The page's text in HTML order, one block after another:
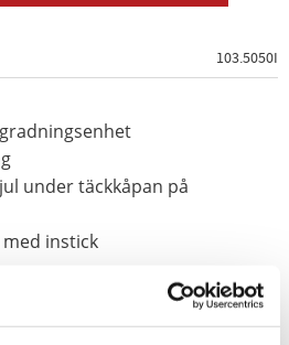
103.5050I
under täckkåpan på
instick